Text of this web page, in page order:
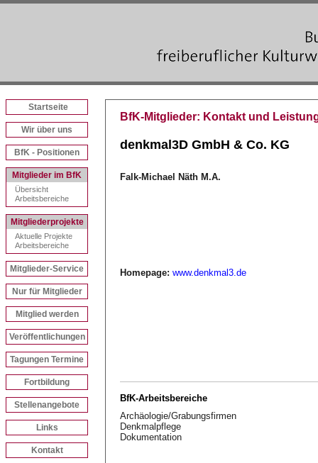
Startseite
Wir über uns
BfK - Positionen
Mitglieder im BfK
Übersicht
Arbeitsbereiche
Mitgliederprojekte
Aktuelle Projekte
Arbeitsbereiche
Mitglieder-Service
Nur für Mitglieder
Mitglied werden
Veröffentlichungen
Tagungen Termine
Fortbildung
Stellenangebote
Links
Kontakt
BfK-Mitglieder: Kontakt und
denkmal3D GmbH & Co. KG
Falk-Michael Näth M.A.
Homepage: www.denkmal3.de
BfK-Arbeitsbereiche
Archäologie/Grabungsfirmen
Denkmalpflege
Dokumentation